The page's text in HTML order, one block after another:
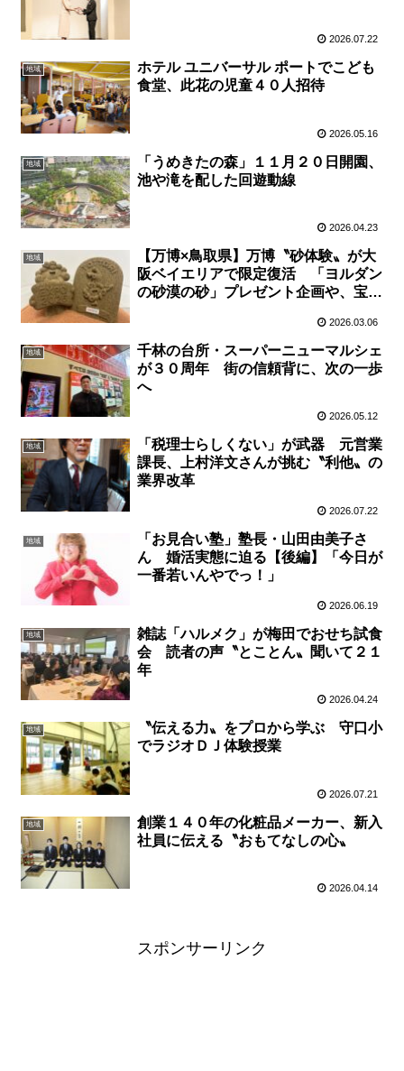
2026.07.22
地域
ホテル ユニバーサル ポートでこども
食堂、此花の児童４０人招待
2026.05.16
地域
「うめきたの森」１１月２０日開園、
池や滝を配した回遊動線
2026.04.23
地域
【万博×鳥取県】万博〝砂体験〟が大
阪ベイエリアで限定復活 「ヨルダン
の砂漠の砂」プレゼント企画や、宝探
2026.03.06
地域
千林の台所・スーパーニューマルシェ
が３０周年 街の信頼背に、次の一歩
へ
2026.05.12
地域
「税理士らしくない」が武器 元営業
課長、上村洋文さんが挑む〝利他〟の
業界改革
2026.07.22
地域
「お見合い塾」塾長・山田由美子さ
ん 婚活実態に迫る【後編】「今日が
一番若いんやでっ！」
2026.06.19
地域
雑誌「ハルメク」が梅田でおせち試食
会 読者の声〝とことん〟聞いて２１
年
2026.04.24
地域
〝伝える力〟をプロから学ぶ 守口小
でラジオＤＪ体験授業
2026.07.21
地域
創業１４０年の化粧品メーカー、新入
社員に伝える〝おもてなしの心〟
2026.04.14
スポンサーリンク